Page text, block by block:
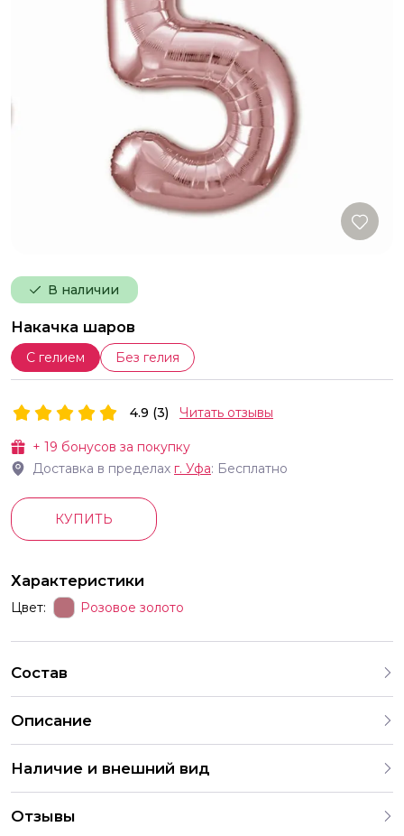
В наличии
Накачка шаров
С гелием Без гелия
+ 19 бонусов за покупку
Доставка в пределах г. Уфа: Бесплатно
4.9 (3) Читать отзывы
КУПИТЬ
Характеристики
Цвет: Розовое золото
Состав
Описание
Наличие и внешний вид
индивидуальных предпочтений и тематики праздника. На
Отзывы